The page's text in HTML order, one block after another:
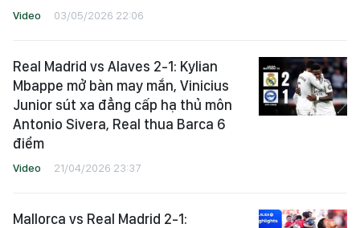
Video 03/05/2026 22:06
Real Madrid vs Alaves 2-1: Kylian
Mbappe mở bàn may mắn, Vinicius
Junior sút xa đẳng cấp hạ thủ môn
Antonio Sivera, Real thua Barca 6
điểm
Video 21/04/2026 23:37
Mallorca vs Real Madrid 2-1: